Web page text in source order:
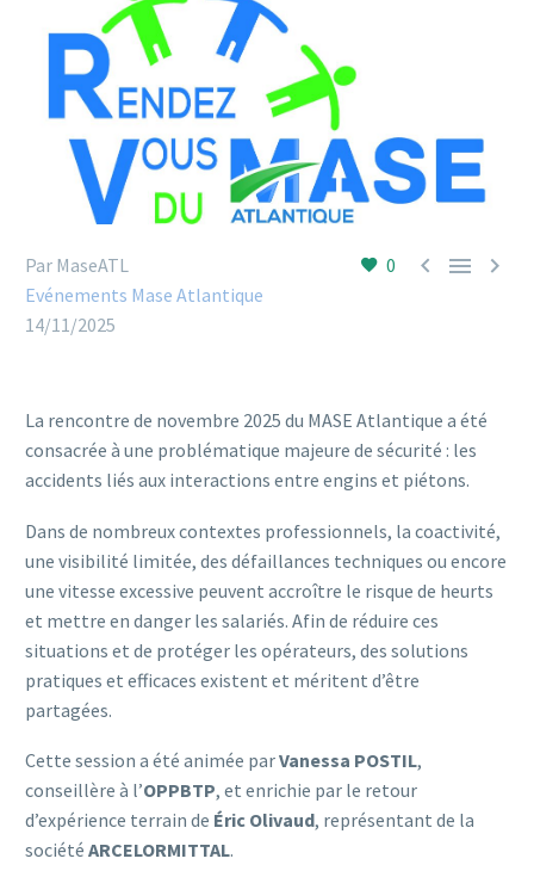
0   
Par MaseATL
Evénements Mase Atlantique
14/11/2025
La rencontre de novembre 2025 du MASE Atlantique a été
consacrée à une problématique majeure de sécurité : les
accidents liés aux interactions entre engins et piétons.
Dans de nombreux contextes professionnels, la coactivité,
une visibilité limitée, des défaillances techniques ou encore
une vitesse excessive peuvent accroître le risque de heurts
et mettre en danger les salariés. Afin de réduire ces
situations et de protéger les opérateurs, des solutions
pratiques et efficaces existent et méritent d’être
partagées.
Cette session a été animée parVanessa POSTIL,
conseillère à l’OPPBTP, et enrichie par le retour
d’expérience terrain de Éric Olivaud, représentant de la
société ARCELORMITTAL.